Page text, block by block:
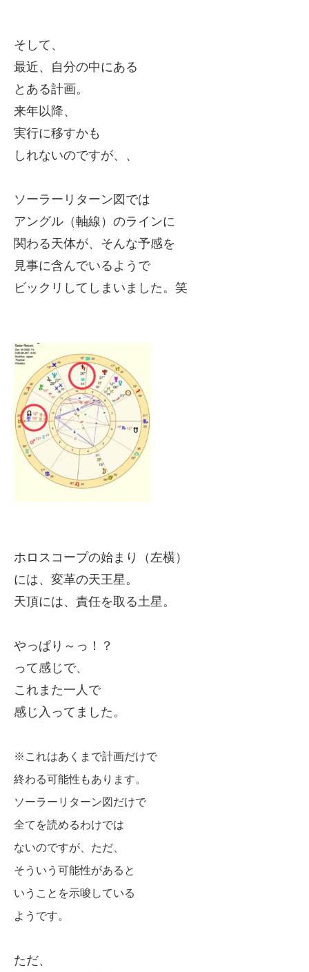
そして、
最近、自分の中にある
とある計画。
来年以降、
実行に移すかも
しれないのですが、、
ソーラーリターン図では
アングル（軸線）のラインに
関わる天体が、 そんな予感を
見事に含んでいるようで
ビックリしてしまいました。笑
ホロスコープの始まり（左横）
には、変革の天王星。
天頂には、責任を取る土星。
やっぱり～っ！？
って感じで、
これまた一人で
感じ入ってました。
※これはあくまで計画だけで
終わる可能性もあります。
ソーラーリターン図だけで
全てを読めるわけでは
ないのですが、ただ、
そういう可能性がある と
いうことを示唆している
ようです。
ただ、